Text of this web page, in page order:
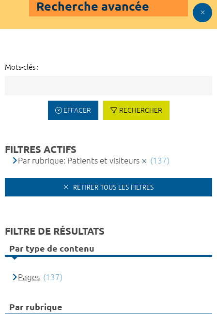
Recherche avancée
Mots-clés :
EFFACER RECHERCHER
FILTRES ACTIFS
Par rubrique: Patients et visiteurs (137)
RETIRER TOUS LES FILTRES
FILTRE DE RÉSULTATS
Par type de contenu
Pages (137)
Par rubrique